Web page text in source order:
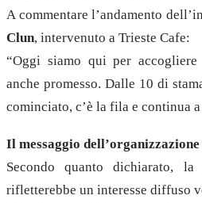
A commentare l’andamento
Clun, intervenuto a Trieste Cafe:
“Oggi siamo qui per
anche promesso. Dalle 10 di
cominciato, c’è la fila e continua
Il messaggio dell’organizzazione
Secondo quanto dichiarato, la
rifletterebbe un interesse diffuso